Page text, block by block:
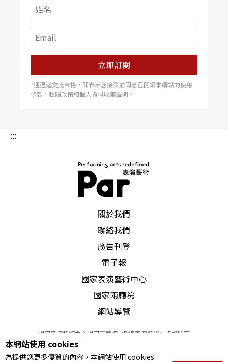
立即訂閱
*通過遞交此表格，即表示您接受並同意已閱讀本網站的使用
條款，私隱政策和個人資料收集聲明。
:::
關於我們
聯絡我們
廣告刊登
電子報
國家表演藝術中心
國家兩廳院
網站導覽
國家表演藝術中心國家兩廳院《PAR表演藝術》版權所有
© 2022Performing arts redefined. All Rights Reserved
統一編號 Tax Id number 00973926
本網站使用 cookies
為提供您更多優質的內容，本網站使用 cookies